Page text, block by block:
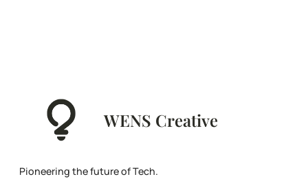
WENS Creative
Pioneering the future of Tech.